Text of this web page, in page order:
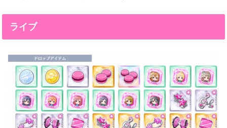
ライブ